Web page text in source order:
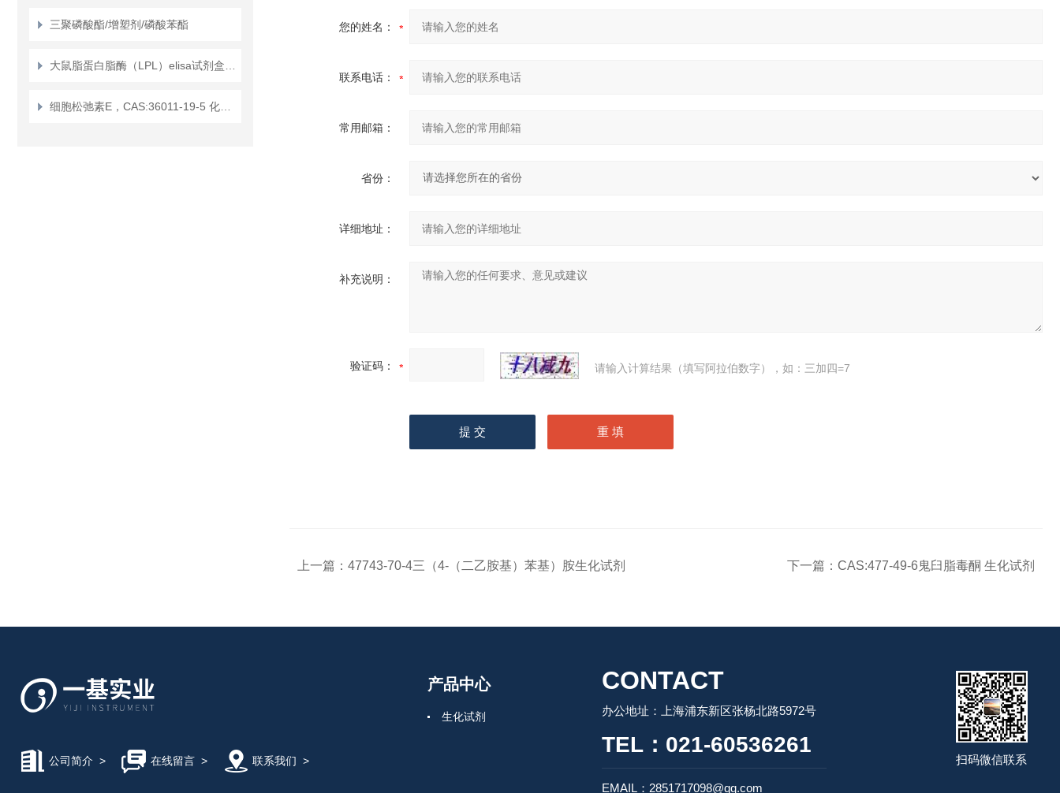
三聚磷酸酯/增塑剂/磷酸苯酯 您的姓名：
联系电话：
常用邮箱：
省份：
详细地址：
补充说明：
验证码： 请输入计算结果（填写阿拉伯数字），如：三加四=7
上一篇： 47743-70-4三（4-（二乙胺基）苯基）胺生化试剂 下一篇： CAS:477-49-6鬼臼脂毒酮 生化试剂
公司简介 > 在线留言> 联系我们 >
产品中心
生化试剂
CONTACT
办公地址：上海浦东新区张杨北路5972号
TEL：021-60536261
EMAIL：2851717098@qq.com
扫码微信联系